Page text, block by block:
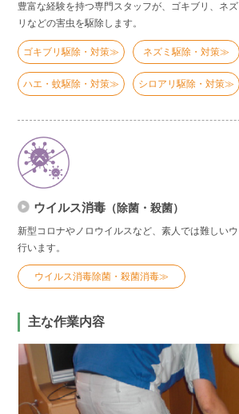
豊富な経験を持つ専門スタッフが、ゴキブリ、ネ
リなどの害虫を駆除します。
ゴキブリ駆除・対策≫ ネズミ駆除・対策≫
ハエ・蚊駆除・対策≫ シロアリ駆除・対策≫
ウイルス消毒 （除菌・殺菌）
新型コロナやノロウイルスなど、素人では難しい
行います。
ウイルス消毒除菌・殺菌消毒≫
主な作業内容